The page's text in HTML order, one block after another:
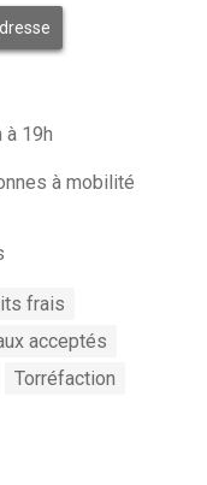
à 19h
à mobilité
frais
acceptés
Torréfaction